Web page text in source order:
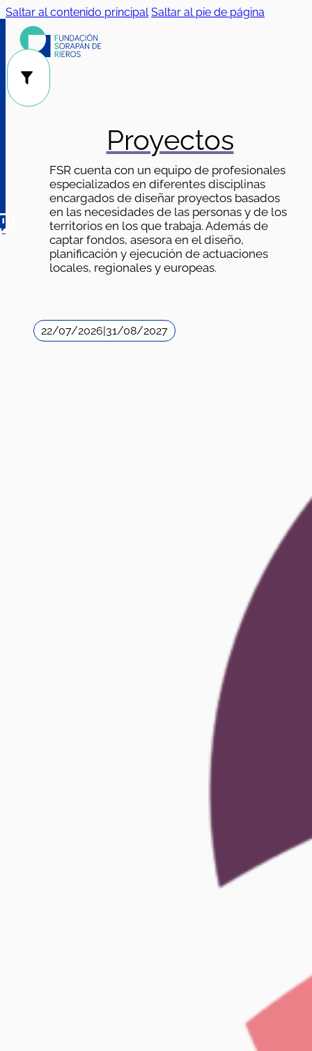
Saltar al contenido principal Saltar al pie de página
Proyectos
FSR cuenta con un equipo de profesionales
especializados en diferentes disciplinas
encargados de diseñar proyectos basados
en las necesidades de las personas y de los
territorios en los que trabaja. Además de
captar fondos, asesora en el diseño,
planificación y ejecución de actuaciones
locales, regionales y europeas.
22/07/2026|31/08/2027